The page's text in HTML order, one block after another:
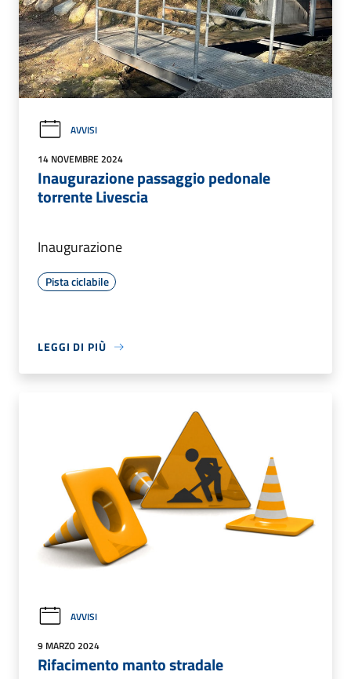
AVVISI
14 NOVEMBRE 2024
Inaugurazione passaggio pedonale
torrente Livescia
Inaugurazione
Pista ciclabile
LEGGI DI PIÙ
AVVISI
9 MARZO 2024
Rifacimento manto stradale